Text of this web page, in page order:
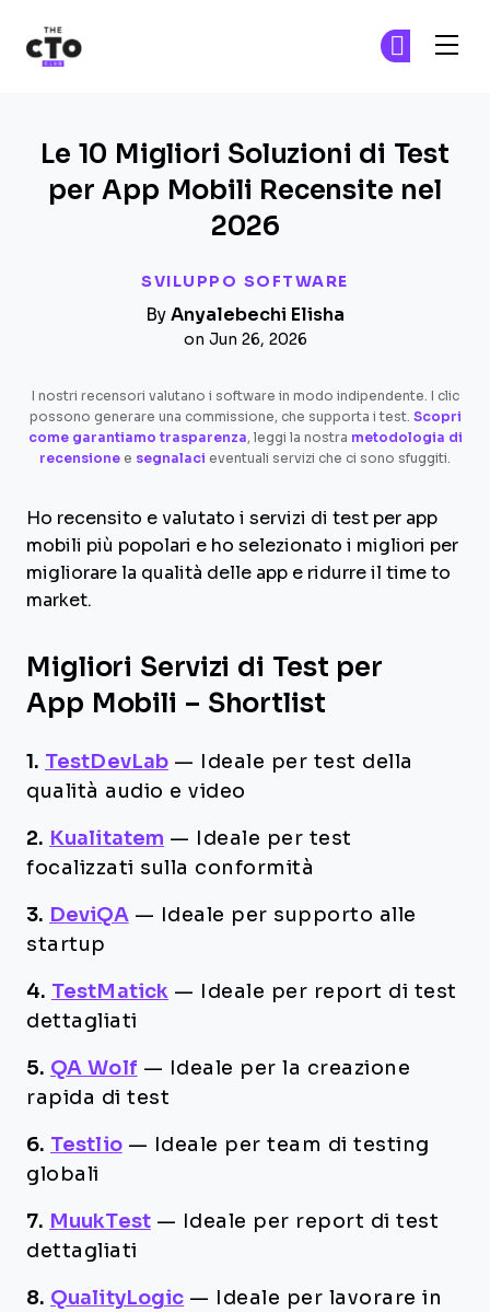
SVILUPPO SOFTWARE
Le 10 Migliori Soluzioni di Test
per App Mobili Recensite nel
2026
By Anyalebechi Elisha
on Jun 26, 2026
I nostri recensori valutano i software in modo indipendente. I clic
possono generare una commissione, che supporta i test. Scopri
come garantiamo trasparenza, leggi la nostra metodologia di
recensione e segnalaci eventuali servizi che ci sono sfuggiti.
Ho recensito e valutato i servizi di test per app
mobili più popolari e ho selezionato i migliori per
migliorare la qualità delle app e ridurre il time to
market.
Migliori Servizi di Test per
App Mobili – Shortlist
1. TestDevLab —
Ideale per test della
qualità audio e video
2. Kualitatem —
Ideale per test
focalizzati sulla conformità
3. DeviQA —
Ideale per supporto alle
startup
4. TestMatick —
Ideale per report di test
dettagliati
5. QA Wolf —
Ideale per la creazione
rapida di test
6. Testlio —
Ideale per team di testing
globali
7. MuukTest —
Ideale per report di test
dettagliati
8. QualityLogic —
Ideale per lavorare in